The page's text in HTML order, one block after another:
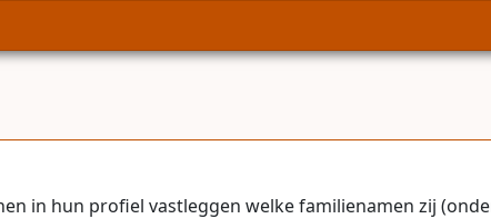
in hun profiel vastleggen welke familienamen zij